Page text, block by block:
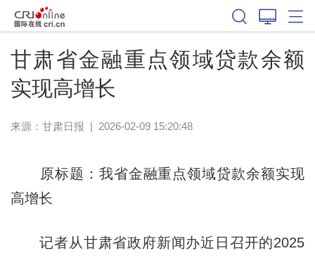
甘肃省金融重点领域贷款余额
实现高增长
来源： 甘肃日报 | 2026-02-09 15:20:48
原标题：我省金融重点领域贷款余额实现
高增长
记者从甘肃省政府新闻办近日召开的2025